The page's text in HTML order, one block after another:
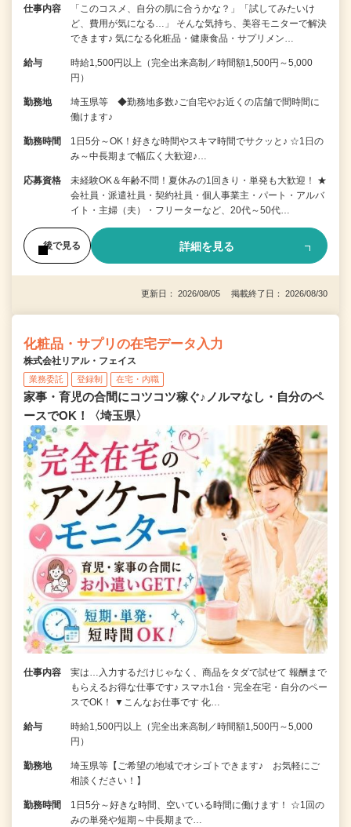
仕事内容
「このコスメ、自分の肌に合うかな？」「試してみたいけ
ど、費用が気になる…」 そんな気持ち、美容モニターで解決
できます♪ 気になる化粧品・健康食品・サプリメン…
給与
時給1,500円以上（完全出来高制／時間額1,500円～5,000
円）
勤務地
埼玉県等 ◆勤務地多数♪ご自宅やお近くの店舗で間時間に
働けます♪
勤務時間
1日5分～OK！好きな時間やスキマ時間でサクッと♪ ☆1日の
み～中長期まで幅広く大歓迎♪…
応募資格
未経験OK＆年齢不問！夏休みの1回きり・単発も大歓迎！ ★
会社員・派遣社員・契約社員・個人事業主・パート・アルバ
イト・主婦（夫）・フリーターなど、20代～50代…
後で見る 詳細を見る
更新日： 2026/08/05 掲載終了日： 2026/08/30
化粧品・サプリの在宅データ入力
株式会社リアル・フェイス
業務委託 登録制 在宅・内職
家事・育児の合間にコツコツ稼ぐ♪ノルマなし・自分のペ
ースでOK！〈埼玉県〉
仕事内容
実は…入力するだけじゃなく、商品をタダで試せて 報酬まで
もらえるお得な仕事です♪ スマホ1台・完全在宅・自分のペー
スでOK！ ▼こんなお仕事です 化…
給与
時給1,500円以上（完全出来高制／時間額1,500円～5,000
円）
勤務地
埼玉県等【ご希望の地域でオシゴトできます♪ お気軽にご
相談ください！】
勤務時間
1日5分～好きな時間、空いている時間に働けます！ ☆1回の
みの単発や短期～中長期まで…